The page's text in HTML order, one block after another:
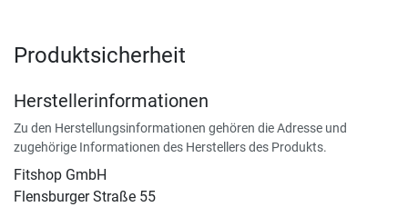
Produktsicherheit
Herstellerinformationen
Zu den Herstellungsinformationen gehören die Adresse und
zugehörige Informationen des Herstellers des Produkts.
Fitshop GmbH
Flensburger Straße 55